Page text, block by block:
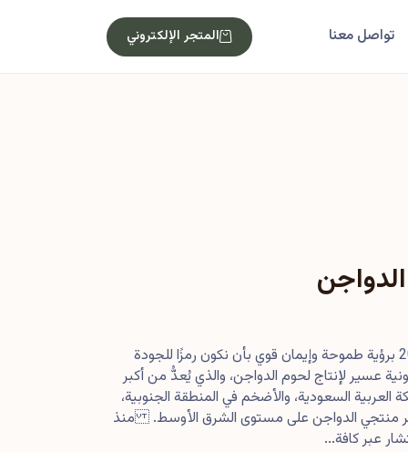
تواصل معنا المتجر الإلكتروني
بدأت رحلتنا في أصول عام 2013 برؤية طموحة وإيمان قوي بأن نكون رمزًا للجودة
عسير لإنتاج لحوم الدواجن، والذي يُعدُّ من أكبر
السعودية، والأضخم في المنطقة الجنوبية،
منتجي الدواجن على مستوى الشرق الأوسط. منذ
عبر كافة...